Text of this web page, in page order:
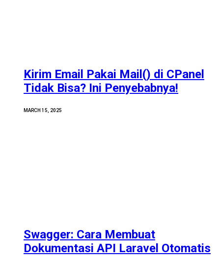
Kirim Email Pakai Mail() di CPanel
Tidak Bisa? Ini Penyebabnya!
MARCH 15, 2025
Swagger: Cara Membuat
Dokumentasi API Laravel Otomatis